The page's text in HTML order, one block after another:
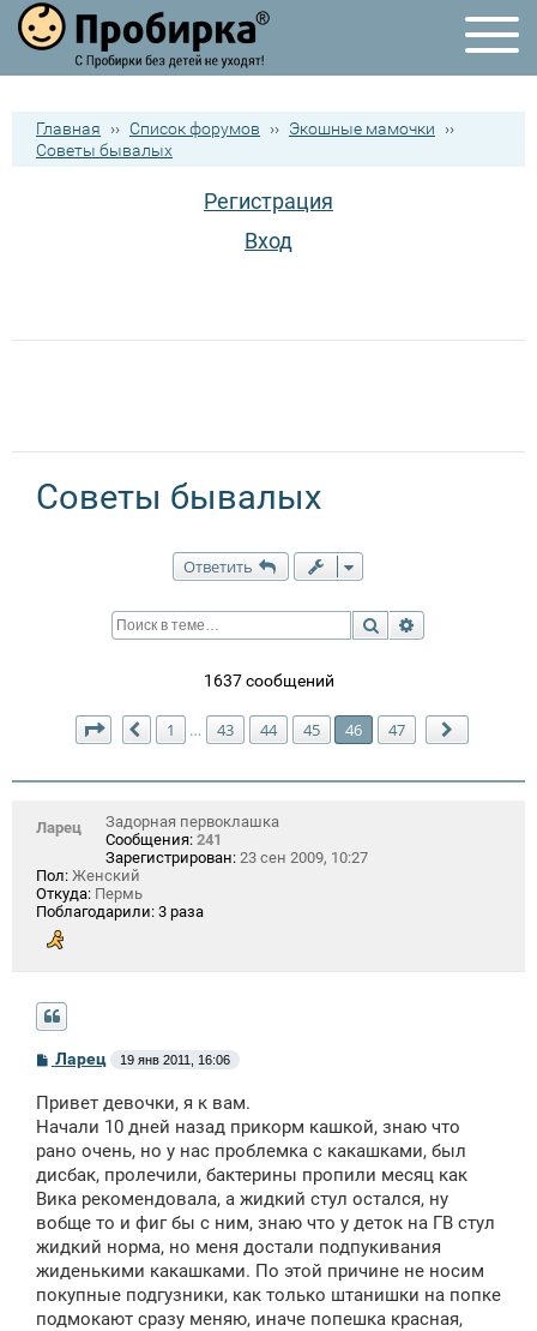
Главная ›› Список форумов ›› Экошные мамочки
››
Советы бывалых
Регистрация
Вход
Советы бывалых
Ответить
Поиск
1637 сообщений
Страница 46 из47
Пред.
1 … 43 44 45 46 47
Ларец
Задорная первоклашка
Сообщения: 241
Зарегистрирован: 23 сен 2009, 10:27
Пол: Женский
Откуда: Пермь
Поблагодарили: 3 раза
С
б
щ
н
и
Ларец 19 янв 2011, 16:06
Привет девочки, я к вам.
Начали 10 дней назад прикорм кашкой, знаю что
рано очень, но у нас проблемка с какашками, был
дисбак, пролечили, бактерины пропили месяц как
Вика рекомендовала, а жидкий стул остался, ну
вобще то и фиг бы с ним, знаю что у деток на ГВ стул
жидкий норма, но меня достали подпукивания
жиденькими какашками. По этой причине не носим
покупные подгузники, как только штанишки на попке
подмокают сразу меняю, иначе попешка красная,